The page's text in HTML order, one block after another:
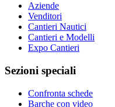
Aziende
Venditori
Cantieri Nautici
Cantieri e Modelli
Expo Cantieri
Sezioni speciali
Confronta schede
Barche con video